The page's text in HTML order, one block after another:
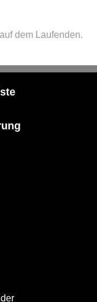
dem Laufenden.